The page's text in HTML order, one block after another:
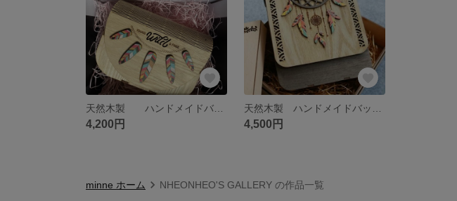
4,200円 4,500円
minne ホーム NHEONHEO'S GALLERY の作品一覧